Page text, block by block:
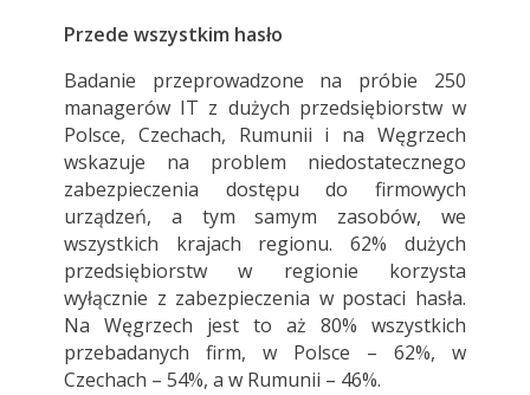
Przede wszystkim hasło
Badanie przeprowadzone na próbie 250
managerów IT z dużych przedsiębiorstw w
Polsce, Czechach, Rumunii i na Węgrzech
wskazuje na problem niedostatecznego
zabezpieczenia dostępu do firmowych
urządzeń, a tym samym zasobów, we
wszystkich krajach regionu. 62% dużych
przedsiębiorstw w regionie korzysta
wyłącznie z zabezpieczenia w postaci hasła.
Na Węgrzech jest to aż 80% wszystkich
przebadanych firm, w Polsce – 62%, w
Czechach – 54%, a w Rumunii – 46%.